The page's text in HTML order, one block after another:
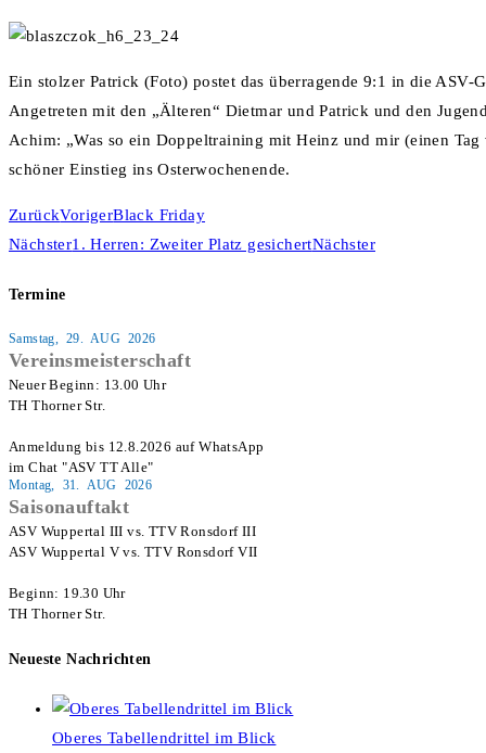
Ein stolzer Patrick (Foto) postet das überragende 9:1 in die
Angetreten mit den „Älteren“ Dietmar und Patrick und den
Achim: „Was so ein Doppeltraining mit Heinz und mir (einen
schöner Einstieg ins Osterwochenende.
ZurückVorigerBlack Friday
Nächster1. Herren: Zweiter Platz gesichertNächster
Termine
Samstag, 29. AUG 2026
Vereinsmeisterschaft
Neuer Beginn: 13.00 Uhr
TH Thorner Str.
Anmeldung bis 12.8.2026 auf WhatsApp
im Chat "ASV TT Alle"
Montag, 31. AUG 2026
Saisonauftakt
ASV Wuppertal III vs. TTV Ronsdorf III
ASV Wuppertal V vs. TTV Ronsdorf VII
Beginn: 19.30 Uhr
TH Thorner Str.
Neueste Nachrichten
Oberes Tabellendrittel im Blick